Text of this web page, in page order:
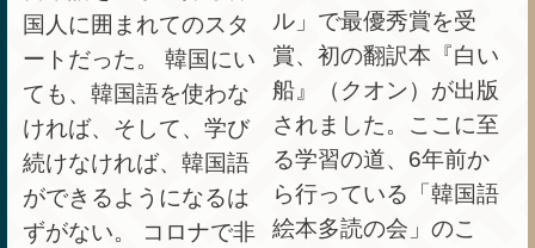
国人に囲まれてのスタ
ートだった。 韓国にい
ても、韓国語を使わな
ければ、そして、学び
続けなければ、韓国語
ができるようになるは
ずがない。 コロナで非
ル」で最優秀賞を受
賞、初の翻訳本『白い
船』（クオン）が出版
されました。ここに至
る学習の道、6年前か
ら行っている「韓国語
絵本多読の会」のこ